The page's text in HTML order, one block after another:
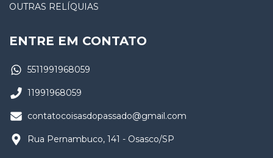
OUTRAS RELÍQUIAS
ENTRE EM CONTATO
5511991968059
11991968059
contatocoisasdopassado@gmail.com
Rua Pernambuco, 141 - Osasco/SP